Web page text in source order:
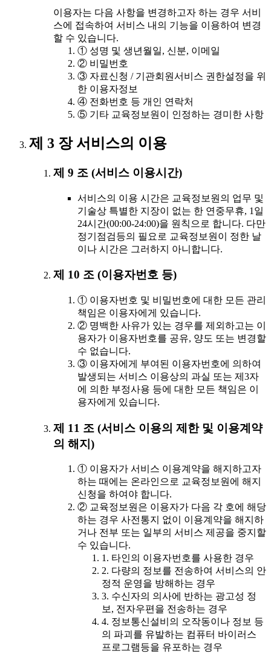
이용자는 다음 사항을 변경하고자 하는 경우 서비
스에 접속하여 서비스 내의 기능을 이용하여 변경
할 수 있습니다.
① 성명 및 생년월일, 신분, 이메일
② 비밀번호
③ 자료신청 / 기관회원서비스 권한설정을 위
한 이용자정보
④ 전화번호 등 개인 연락처
⑤ 기타 교육정보원이 인정하는 경미한 사항
제 3 장 서비스의 이용
제 9 조 (서비스 이용시간)
서비스의 이용 시간은 교육정보원의 업무 및
기술상 특별한 지장이 없는 한 연중무휴, 1일
24시간(00:00-24:00)을 원칙으로 합니다. 다만
정기점검등의 필요로 교육정보원이 정한 날
이나 시간은 그러하지 아니합니다.
제 10 조 (이용자번호 등)
① 이용자번호 및 비밀번호에 대한 모든 관리
책임은 이용자에게 있습니다.
② 명백한 사유가 있는 경우를 제외하고는 이
용자가 이용자번호를 공유, 양도 또는 변경할
수 없습니다.
③ 이용자에게 부여된 이용자번호에 의하여
발생되는 서비스 이용상의 과실 또는 제3자
에 의한 부정사용 등에 대한 모든 책임은 이
용자에게 있습니다.
제 11 조 (서비스 이용의 제한 및 이용계약
의 해지)
① 이용자가 서비스 이용계약을 해지하고자
하는 때에는 온라인으로 교육정보원에 해지
신청을 하여야 합니다.
② 교육정보원은 이용자가 다음 각 호에 해당
하는 경우 사전통지 없이 이용계약을 해지하
거나 전부 또는 일부의 서비스 제공을 중지할
수 있습니다.
1. 타인의 이용자번호를 사용한 경우
2. 다량의 정보를 전송하여 서비스의 안
정적 운영을 방해하는 경우
3. 수신자의 의사에 반하는 광고성 정
보, 전자우편을 전송하는 경우
4. 정보통신설비의 오작동이나 정보 등
의 파괴를 유발하는 컴퓨터 바이러스
프로그램등을 유포하는 경우